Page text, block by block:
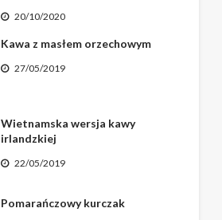
20/10/2020
Kawa z masłem orzechowym
27/05/2019
Wietnamska wersja kawy
irlandzkiej
22/05/2019
Pomarańczowy kurczak